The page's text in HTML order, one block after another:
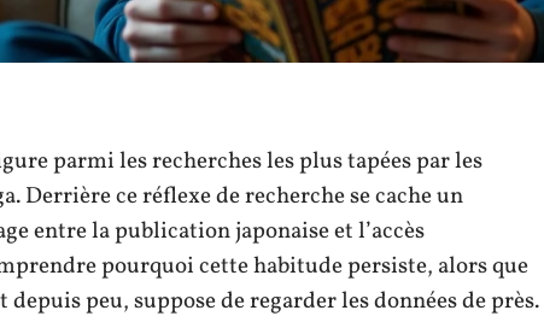
parmi les recherches les plus tapées par les
Derrière ce réflexe de recherche se cache un
entre la publication japonaise et l’accès
pourquoi cette habitude persiste, alors que
peu, suppose de regarder les données de près.